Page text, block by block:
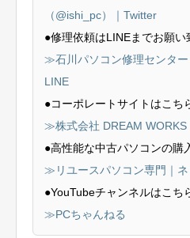
（@ishi_pc）｜Twitter
●修理依頼はLINEまでお願い
≫石川パソコン修理センター
LINE
●コーポレートサイトはこち
≫株式会社 DREAM WORKS
●高性能な中古パソコンの購
≫リユースパソコン専門｜
●YouTubeチャンネルはこち
≫PCちゃんねる